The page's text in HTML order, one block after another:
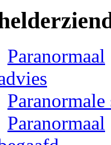
Paranormaal
Paranormale
Paranormaal